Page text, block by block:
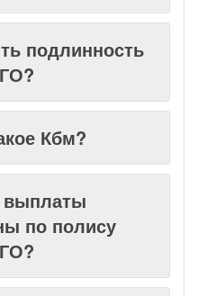
подлинность
Кбм?
выплаты
по полису